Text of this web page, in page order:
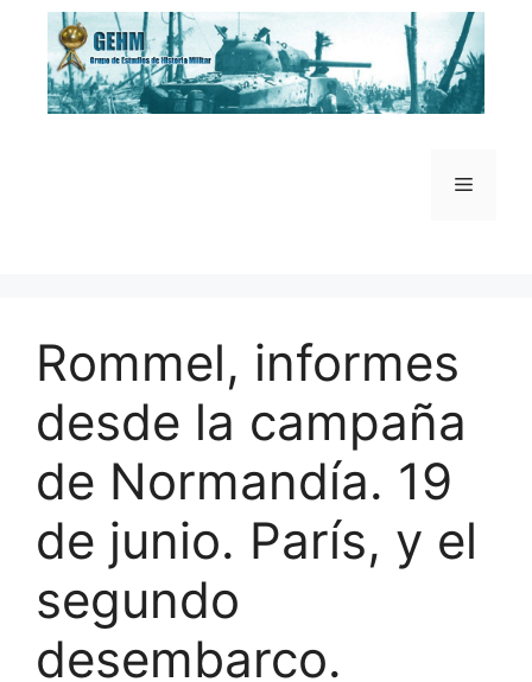
Saltar
contenido
Menú
Rommel, informes
desde la campaña
de Normandía. 19
de junio. París, y el
segundo
desembarco.